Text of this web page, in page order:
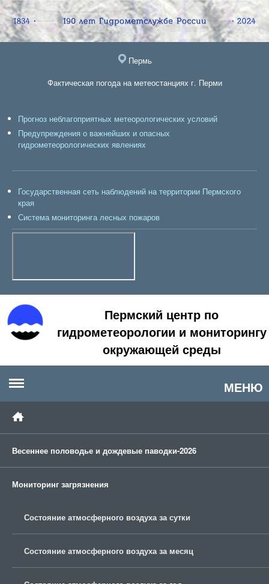
Пермь
Фактическая погода на метеостанциях г. Перми
Прогноз неблагоприятных метеорологических условий
Предупреждения о важнейших и опасных
гидрометеорологических явлениях
Государственная сеть наблюдений на территории Пермского
края
Система мониторинга лесных пожаров
Пермский центр по
гидрометеорологии и мониторингу
окружающей среды
МЕНЮ
Весеннее половодье и дождевые паводки-2026
Мониторинг загрязнения
Состояние атмосферного воздуха за сутки
Состояние атмосферного воздуха за месяц